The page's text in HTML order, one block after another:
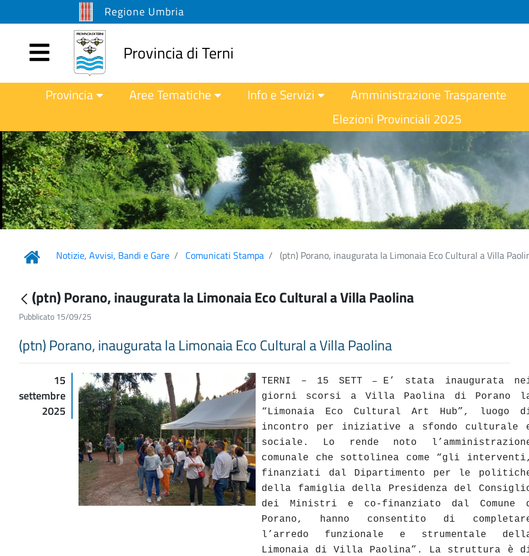
Regione Umbria
Provincia di Terni
Provincia Aree Tematiche Info e Servizi Amministrazione Trasparente
Elezioni Provinciali 2025
Notizie, Avvisi, Bandi e Gare Comunicati Stampa (ptn) Porano, inaugurata la Limonaia Eco Cultural a Villa
(ptn) Porano, inaugurata la Limonaia Eco Cultural a Villa Paolina
Pubblicato 15/09/25
(ptn) Porano, inaugurata la Limonaia Eco Cultural a Villa Paolina
15
settembre
2025
TERNI – 15 SETT– E’ stata inaugurata
giorni scorsi a Villa Paolina di Porano
“Limonaia Eco Cultural Art Hub”, luogo
incontro per iniziative a sfondo culturale
sociale. Lo rende noto
comunale che sottolinea come “gli interventi,
finanziati dal Dipartimento per le
della famiglia della Presidenza del
dei Ministri e co-finanziato dal Comune
Porano, hanno consentito di
l’arredo funzionale e strumentale
Limonaia di Villa Paolina”. La struttura è